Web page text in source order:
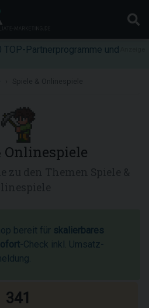
TOP-Partnerprogramme und
Onlinespiele
bereit für skalierbares
-Check inkl. Umsatz-
341